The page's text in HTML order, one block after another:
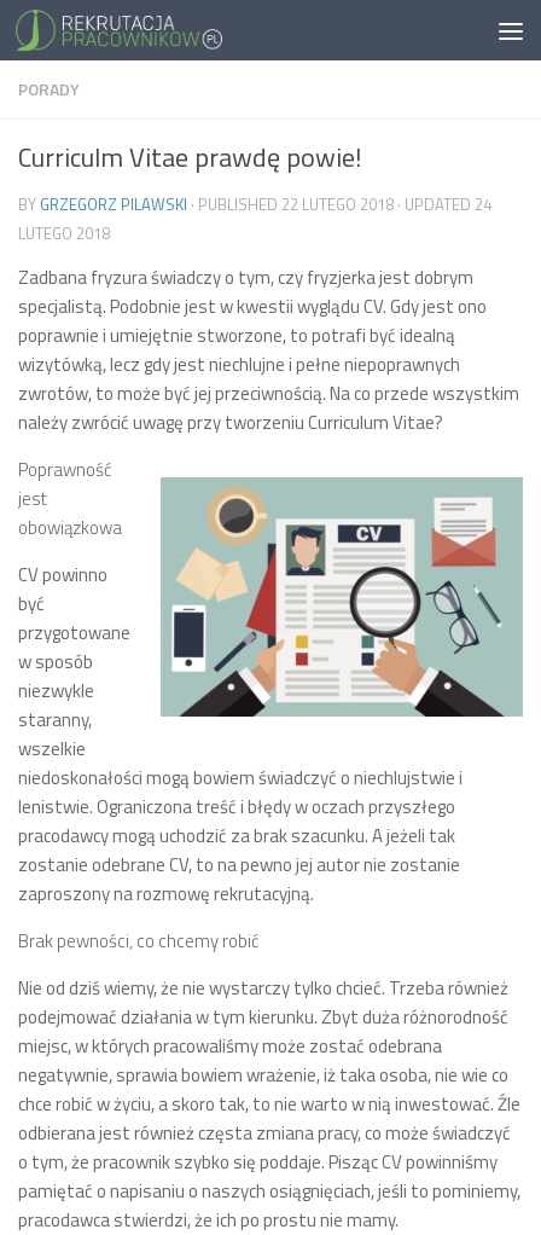
PORADY
Curriculm Vitae prawdę powie!
BY GRZEGORZ PILAWSKI · PUBLISHED 22 LUTEGO 2018 · UPDATED 24
LUTEGO 2018
Zadbana fryzura świadczy o tym, czy fryzjerka jest dobrym
specjalistą. Podobnie jest w kwestii wyglądu CV. Gdy jest ono
poprawnie i umiejętnie stworzone, to potrafi być idealną
wizytówką, lecz gdy jest niechlujne i pełne niepoprawnych
zwrotów, to może być jej przeciwnością. Na co przede wszystkim
należy zwrócić uwagę przy tworzeniu Curriculum Vitae?
Poprawność
jest
obowiązkowa
CV powinno
być
przygotowane
w sposób
niezwykle
staranny,
wszelkie
niedoskonałości mogą bowiem świadczyć o niechlujstwie i
lenistwie. Ograniczona treść i błędy w oczach przyszłego
pracodawcy mogą uchodzić za brak szacunku. A jeżeli tak
zostanie odebrane CV, to na pewno jej autor nie zostanie
zaproszony na rozmowę rekrutacyjną.
Brak pewności, co chcemy robić
Nie od dziś wiemy, że nie wystarczy tylko chcieć. Trzeba również
podejmować działania w tym kierunku. Zbyt duża różnorodność
miejsc, w których pracowaliśmy może zostać odebrana
negatywnie, sprawia bowiem wrażenie, iż taka osoba, nie wie co
chce robić w życiu, a skoro tak, to nie warto w nią inwestować. Źle
odbierana jest również częsta zmiana pracy, co może świadczyć
o tym, że pracownik szybko się poddaje. Pisząc CV powinniśmy
pamiętać o napisaniu o naszych osiągnięciach, jeśli to pominiemy,
pracodawca stwierdzi, że ich po prostu nie mamy.